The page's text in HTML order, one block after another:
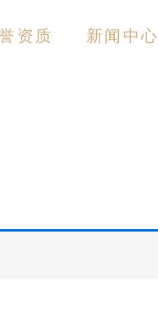
资质 新闻中心